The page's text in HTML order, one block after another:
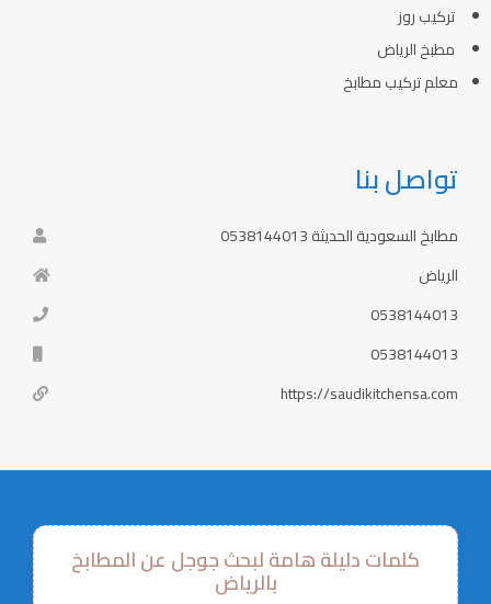
تركيب روز
مطبخ الرياض
معلم تركيب مطابخ
تواصل بنا
مطابخ السعودية الحديثة 0538144013
الرياض
0538144013
0538144013
https://saudikitchensa.com
كلمات دليلة هامة لبحث جوجل عن المطابخ
بالرياض